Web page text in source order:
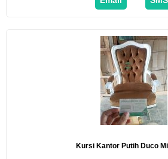
Kursi Kantor Putih Duco